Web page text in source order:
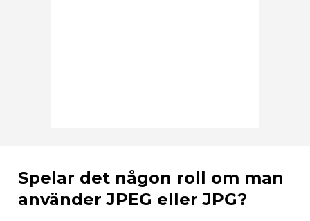
Spelar det någon roll om man
använder JPEG eller JPG?